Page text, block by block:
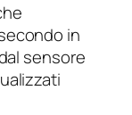
in
sensore